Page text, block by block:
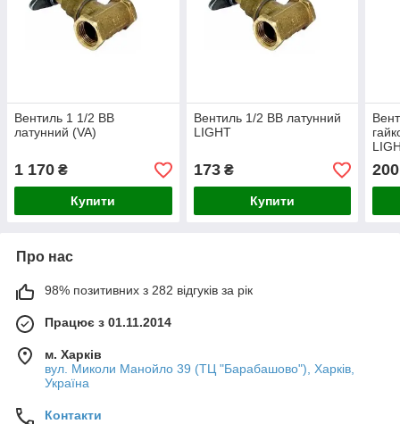
Вентиль 1 1/2 ВВ
латунний (VA)
1 170 ₴
Купити
Вентиль 1/2 ВВ латунний
LIGHT
173₴
Купити
200
Про нас
98% позитивних з 282 відгуків за рік
Працює з 01.11.2014
м. Харків
вул. Миколи Манойло 39 (ТЦ "Барабашово"), Харків,
Україна
Контакти